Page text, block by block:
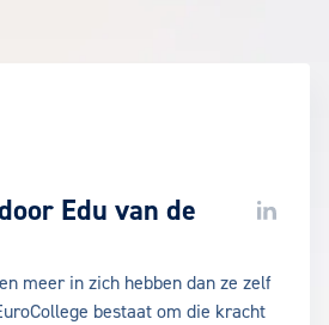
Edu van de LinkedIn
meer in zich hebben dan ze zelf
bestaat om die kracht